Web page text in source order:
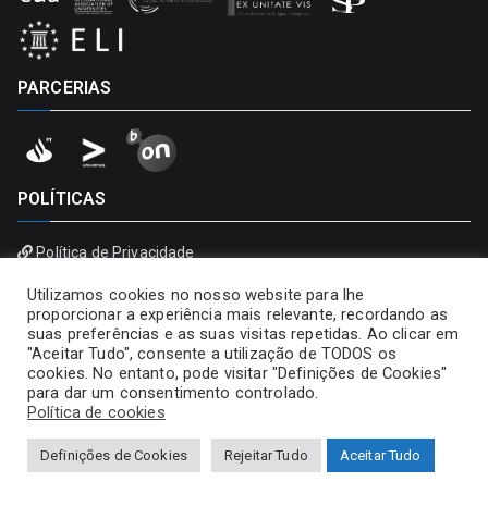
PARCERIAS
POLÍTICAS
Política de Privacidade
Utilizamos cookies no nosso website para lhe
proporcionar a experiência mais relevante, recordando as
suas preferências e as suas visitas repetidas. Ao clicar em
"Aceitar Tudo", consente a utilização de TODOS os
cookies. No entanto, pode visitar "Definições de Cookies"
para dar um consentimento controlado.
Política de cookies
Definições de Cookies Rejeitar Tudo Aceitar Tudo